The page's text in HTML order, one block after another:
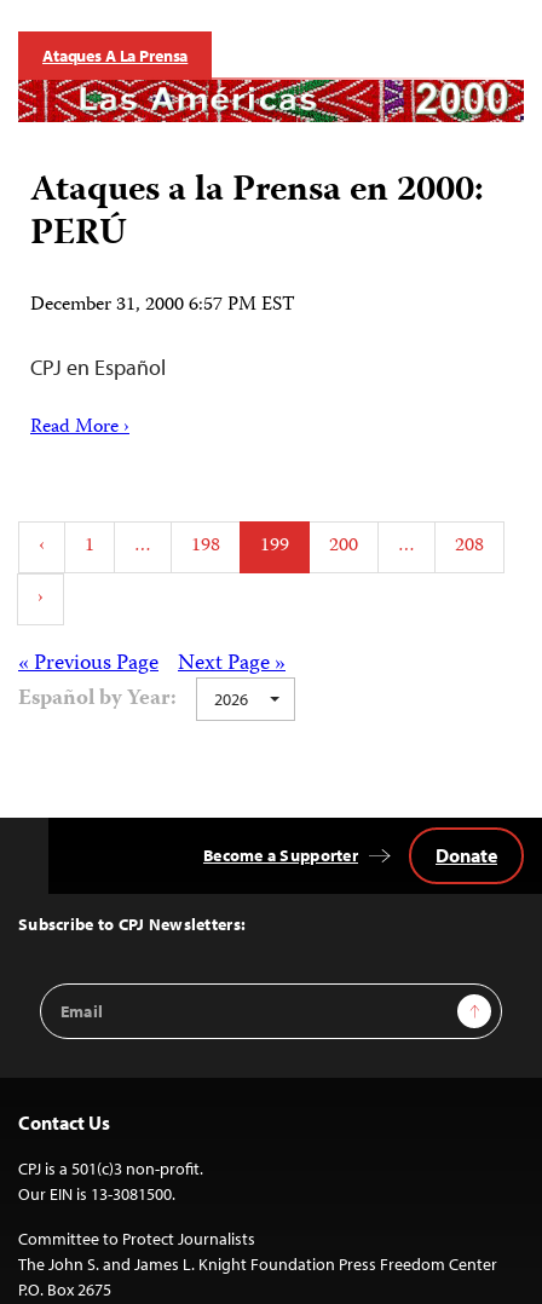
Ataques A La Prensa
Ataques a la Prensa en 2000:
PERÚ
December 31, 2000 6:57 PM EST
CPJ en Español
Read More ›
Posts
pagination
‹ 1 … 198 199 200 …
208
›
Posts
navigation
Next Page »
« Previous Page
Español by Year:
2026
Top
Subscribe to CPJ Newsletters:
Email
Address
Sign Up
Become a Supporter Donate
Contact Us
CPJ is a 501(c)3 non-profit.
Our EIN is 13-3081500.
Committee to Protect Journalists
The John S. and James L. Knight Foundation Press Freedom Center
P.O. Box 2675